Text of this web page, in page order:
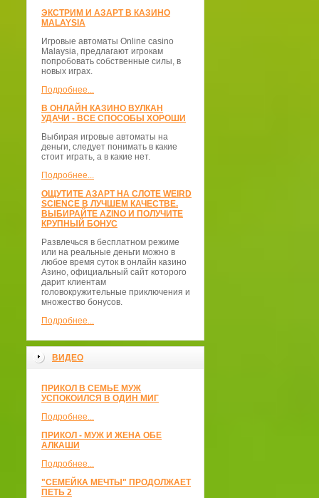
ЭКСТРИМ И АЗАРТ В КАЗИНО
MALAYSIA
Игровые автоматы Online casino
Malaysia, предлагают игрокам
попробовать собственные силы, в
новых играх.
Подробнее...
В ОНЛАЙН КАЗИНО ВУЛКАН
УДАЧИ - ВСЕ СПОСОБЫ ХОРОШИ
Выбирая игровые автоматы на
деньги, следует понимать в какие
стоит играть, а в какие нет.
Подробнее...
ОЩУТИТЕ АЗАРТ НА СЛОТЕ WEIRD
SCIENCE В ЛУЧШЕМ КАЧЕСТВЕ.
ВЫБИРАЙТЕ AZINO И ПОЛУЧИТЕ
КРУПНЫЙ БОНУС
Развлечься в бесплатном режиме
или на реальные деньги можно в
любое время суток в онлайн казино
Азино, официальный сайт которого
дарит клиентам
головокружительные приключения и
множество бонусов.
Подробнее...
ВИДЕО
ПРИКОЛ В СЕМЬЕ МУЖ
УСПОКОИЛСЯ В ОДИН МИГ
Подробнее...
ПРИКОЛ - МУЖ И ЖЕНА ОБЕ
АЛКАШИ
Подробнее...
"СЕМЕЙКА МЕЧТЫ" ПРОДОЛЖАЕТ
ПЕТЬ 2